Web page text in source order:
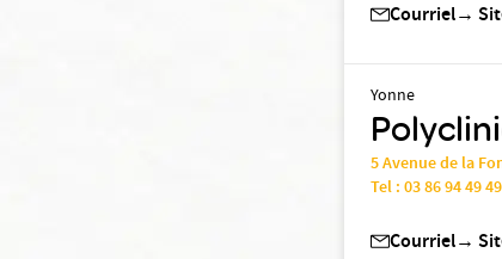
Courriel→
Yonne
5 Avenue de la
Tel :03 86 94 49 49
Courriel→